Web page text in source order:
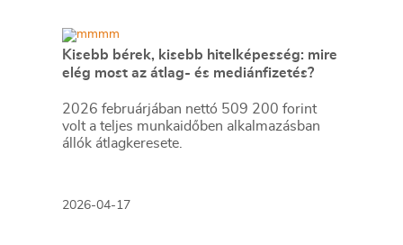
Kisebb bérek, kisebb hitelképesség: mire
elég most az átlag- és mediánfizetés?
2026 februárjában nettó 509 200 forint
volt a teljes munkaidőben alkalmazásban
állók átlagkeresete.
2026-04-17